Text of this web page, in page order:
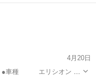
ステージ ■ グレード
ジ ４ＷＤ♪仕入れ時評価
4月20日
●車種 エリシオン ●